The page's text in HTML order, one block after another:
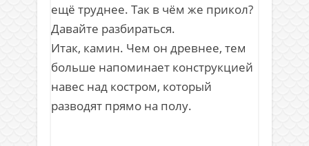
ещё труднее. Так в чём же прикол?
Давайте разбираться.
Итак, камин. Чем он древнее, тем
больше напоминает конструкцией
навес над костром, который
разводят прямо на полу.